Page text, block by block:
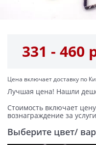
331 - 460
Цена включает доставку по
Лучшая цена! Нашли
Стоимость включает
вознаграждение за
Выберите цвет/